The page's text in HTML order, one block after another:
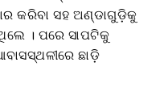
କରିବା ସହ ଅଣ୍ଡାଗୁଡ଼ିକୁ
। ପରେ ସାପଟିକୁ
ଛାଡ଼ି